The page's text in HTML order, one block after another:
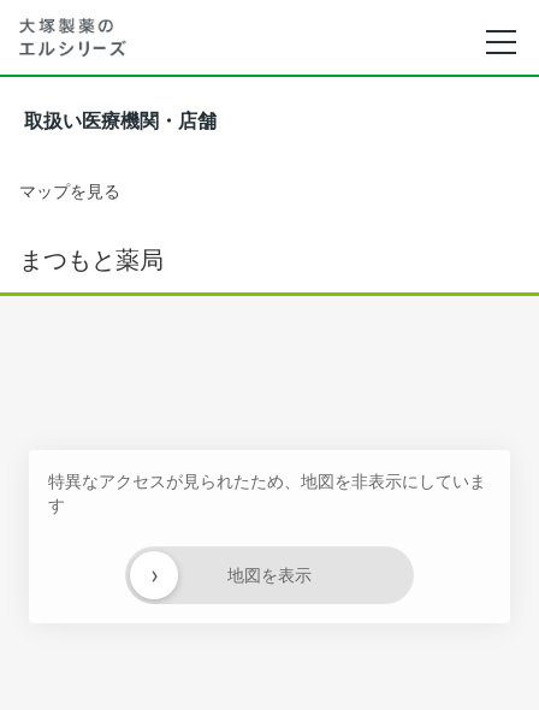
取扱い医療機関・店舗
マップを見る
まつもと薬局
特異なアクセスが見られたため、地図を非表示にしていま
す
地図を表示
›